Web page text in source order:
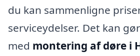
du kan sammenligne
serviceydelser. Det kan
med montering af døre i